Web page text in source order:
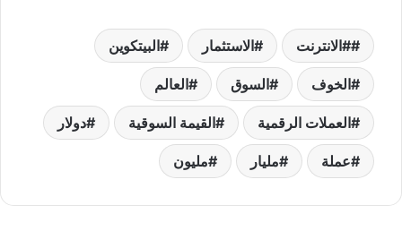
#الانترنت الاستثمار البيتكوين
الخوف السوق العالم
العملات الرقمية القيمة السوقية دولار
عملة مليار مليون